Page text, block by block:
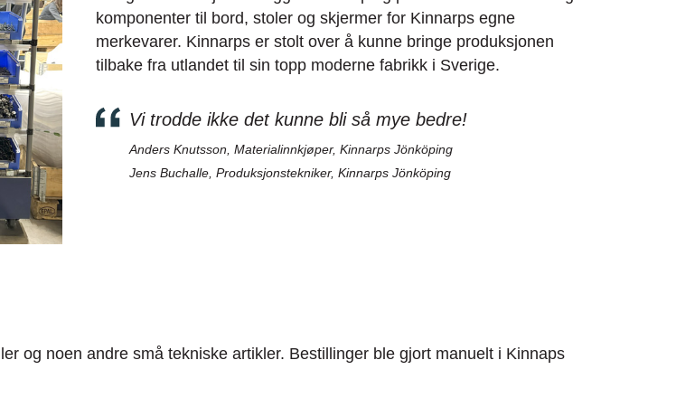
komponenter til bord, stoler og skjermer for Kinnarps egne
merkevarer. Kinnarps er stolt over å kunne bringe produksjonen
tilbake fra utlandet til sin topp moderne fabrikk i Sverige.
Vi trodde ikke det kunne bli så mye bedre!
Anders Knutsson, Materialinnkjøper, Kinnarps Jönköping
Jens Buchalle, Produksjonstekniker, Kinnarps Jönköping
og noen andre små tekniske artikler. Bestillinger ble gjort manuelt i Kinnaps